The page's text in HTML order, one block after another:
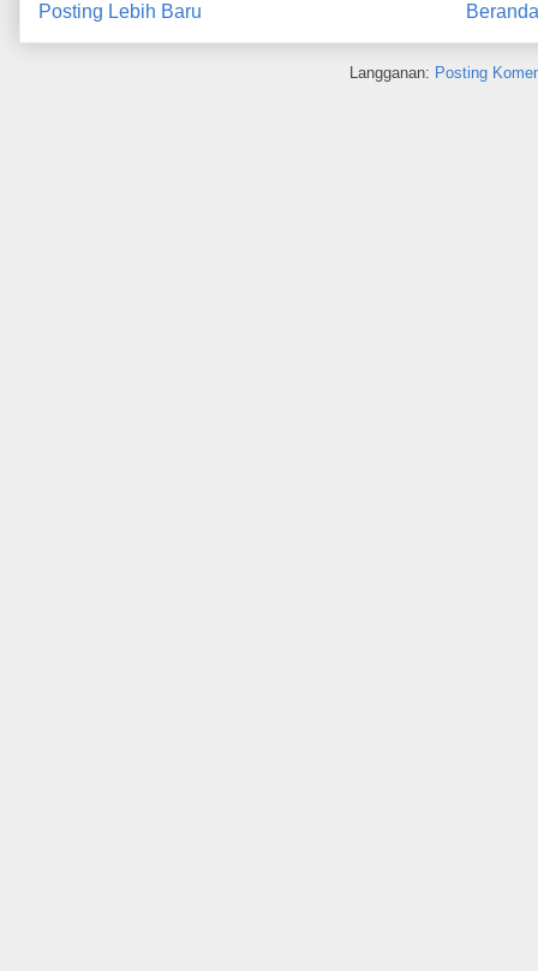
Posting Lebih Baru Beranda
Langganan: Posting